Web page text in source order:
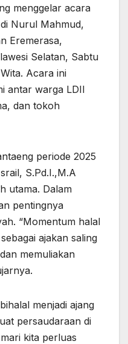
menggelar acara
Nurul Mahmud,
Eremerasa,
Selatan, Sabtu
Acara ini
antar warga LDII
dan tokoh
periode 2025
S.Pd.I.,M.A
utama. Dalam
pentingnya
“Momentum halal
ajakan saling
memuliakan
menjadi ajang
persaudaraan di
kita perluas